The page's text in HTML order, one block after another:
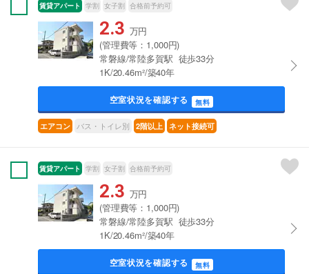
賃貸アパート 学割 女子割 合格前予約可
2.3 万円
(管理費等：1,000円)
常磐線/常陸多賀駅 徒歩33分
1K/20.46m²/築40年
空室状況を確認する 無料
エアコン バス・トイレ別 2階以上 ネット接続可
賃貸アパート 学割 女子割 合格前予約可
2.3 万円
(管理費等：1,000円)
常磐線/常陸多賀駅 徒歩33分
1K/20.46m²/築40年
空室状況を確認する 無料